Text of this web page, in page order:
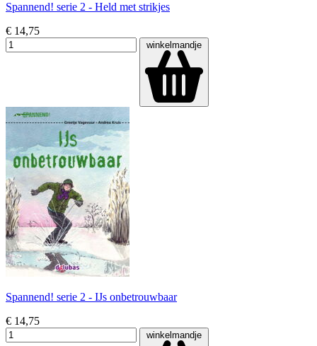
Spannend! serie 2 - Held met strikjes
€ 14,75
winkelmandje
Spannend! serie 2 - IJs onbetrouwbaar
€ 14,75
winkelmandje